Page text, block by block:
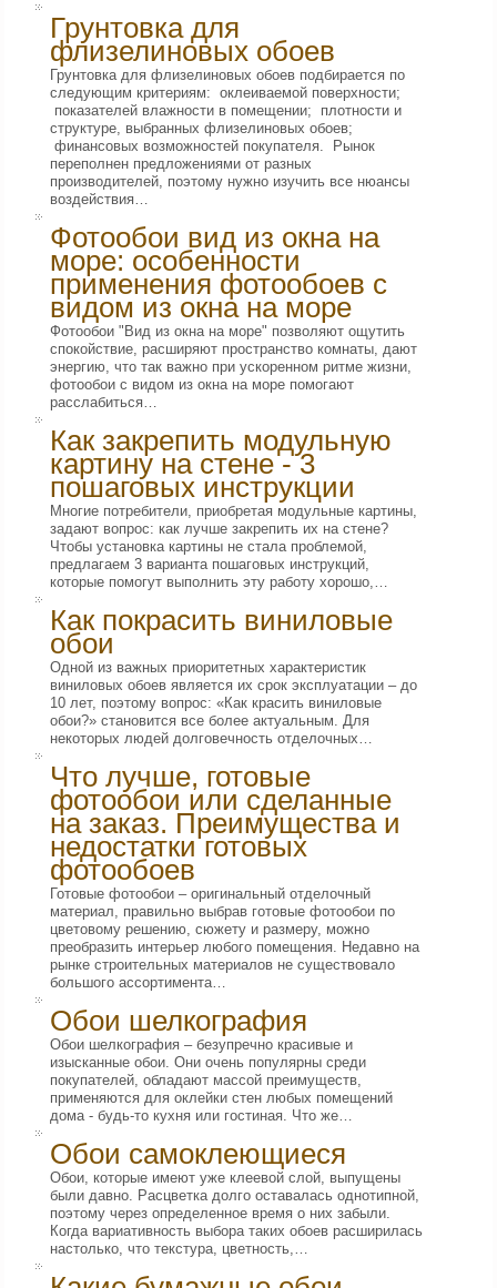
Грунтовка для
флизелиновых обоев
Грунтовка для флизелиновых обоев подбирается по
следующим критериям: оклеиваемой поверхности;
показателей влажности в помещении; плотности и
структуре, выбранных флизелиновых обоев;
финансовых возможностей покупателя. Рынок
переполнен предложениями от разных
производителей, поэтому нужно изучить все нюансы
воздействия…
Фотообои вид из окна на
море: особенности
применения фотообоев с
видом из окна на море
Фотообои "Вид из окна на море" позволяют ощутить
спокойствие, расширяют пространство комнаты, дают
энергию, что так важно при ускоренном ритме жизни,
фотообои с видом из окна на море помогают
расслабиться…
Как закрепить модульную
картину на стене - 3
пошаговых инструкции
Многие потребители, приобретая модульные картины,
задают вопрос: как лучше закрепить их на стене?
Чтобы установка картины не стала проблемой,
предлагаем 3 варианта пошаговых инструкций,
которые помогут выполнить эту работу хорошо,…
Как покрасить виниловые
обои
Одной из важных приоритетных характеристик
виниловых обоев является их срок эксплуатации – до
10 лет, поэтому вопрос: «Как красить виниловые
обои?» становится все более актуальным. Для
некоторых людей долговечность отделочных…
Что лучше, готовые
фотообои или сделанные
на заказ. Преимущества и
недостатки готовых
фотообоев
Готовые фотообои – оригинальный отделочный
материал, правильно выбрав готовые фотообои по
цветовому решению, сюжету и размеру, можно
преобразить интерьер любого помещения. Недавно на
рынке строительных материалов не существовало
большого ассортимента…
Обои шелкография
Обои шелкография – безупречно красивые и
изысканные обои. Они очень популярны среди
покупателей, обладают массой преимуществ,
применяются для оклейки стен любых помещений
дома - будь-то кухня или гостиная. Что же…
Обои самоклеющиеся
Обои, которые имеют уже клеевой слой, выпущены
были давно. Расцветка долго оставалась однотипной,
поэтому через определенное время о них забыли.
Когда вариативность выбора таких обоев расширилась
настолько, что текстура, цветность,…